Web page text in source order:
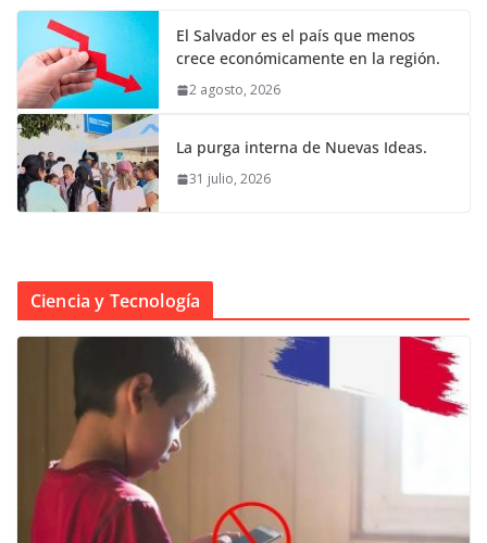
El Salvador es el país que menos
crece económicamente en la región.
2 agosto, 2026
La purga interna de Nuevas Ideas.
31 julio, 2026
Ciencia y Tecnología